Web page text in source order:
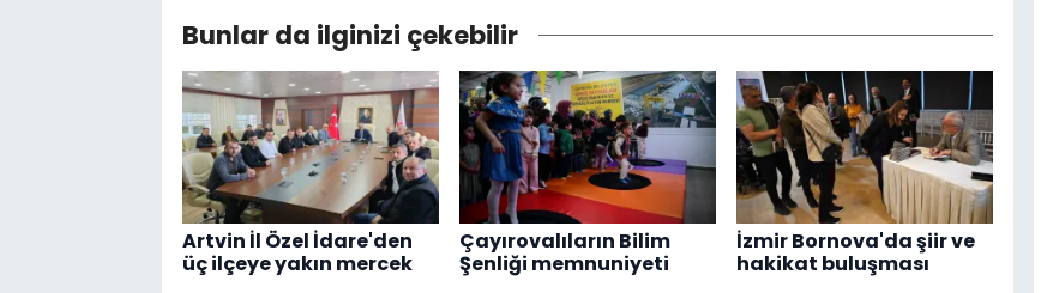
Bunlar da ilginizi çekebilir
Artvin İl Özel İdare'den
üç ilçeye yakın mercek
Çayırovalıların Bilim
Şenliği memnuniyeti
İzmir Bornova'da şiir ve
hakikat buluşması